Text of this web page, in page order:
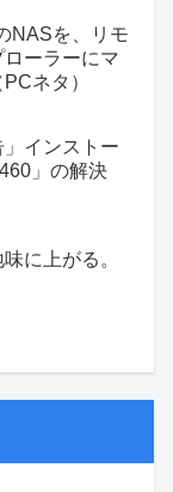
NASを、リモ
ーラーにマ
ネタ）
」インストー
」の解決
に上がる。